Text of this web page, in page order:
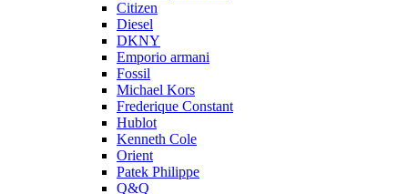
Citizen
Diesel
DKNY
Emporio armani
Fossil
Michael Kors
Frederique Constant
Hublot
Kenneth Cole
Orient
Patek Philippe
Q&Q